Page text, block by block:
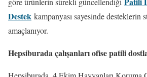
Destek kampanyası sayesinde desteklerin
amaçlanıyor.
Hepsiburada çalışanları ofise patili